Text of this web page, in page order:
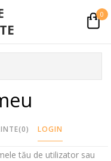
0
(0) LOGIN
tău de utilizator sau